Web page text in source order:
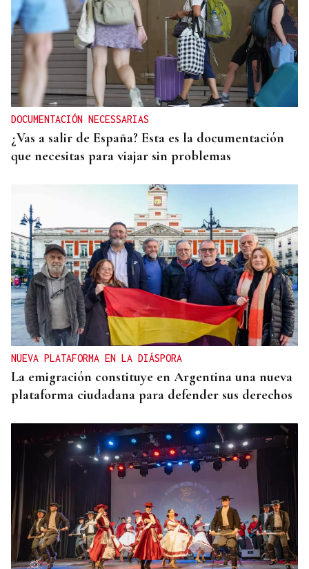
DOCUMENTACIÓN NECESSARIAS
¿Vas a salir de España? Esta es la documentación
que necesitas para viajar sin problemas
NUEVA PLATAFORMA EN LA DIÁSPORA
La emigración constituye en Argentina una nueva
plataforma ciudadana para defender sus derechos